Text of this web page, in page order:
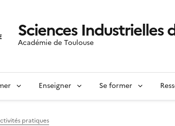
Sciences Industrielles
Académie de Toulouse
Enseigner Se former
pratiques